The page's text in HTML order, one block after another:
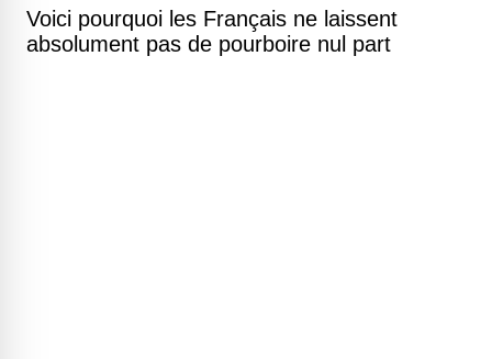
Voici pourquoi les Français ne laissent
absolument pas de pourboire nul part